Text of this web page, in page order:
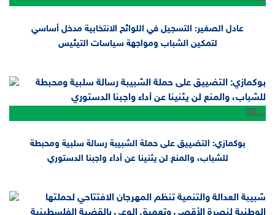
عادل الصغير: التسجيل في اللوائح الانتخابية مدخل أساسي
لتمكين الشباب ومواجهة سياسات التيئيس
30مايو
بوكمازي: التضييق على حملة الشبيبة رسالة سلبية ومحبطة
للشباب، والمنع لن يثنينا عن أداء واجبنا الدستوري